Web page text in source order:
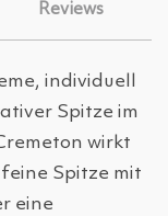
Reviews
individuell
Spitze im
wirkt
Spitze mit
eine